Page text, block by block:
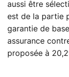
aussi être
est de la partie
garantie de
assurance
proposée à